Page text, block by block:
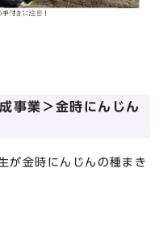
事業＞金時にんじん
金時にんじんの種まき